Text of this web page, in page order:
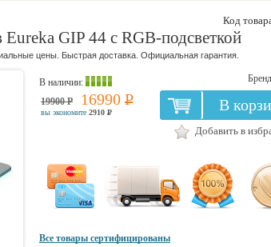
Код
GIP 44 с RGB-подсветкой
цены. Быстрая доставка. Официальная гарантия.
В наличии:
19900 Р 16990 Р
вы экономите 2910 Р В
Добавить в
Все товары сертифицированы